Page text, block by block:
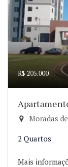
R$ 205.000
Moradas
2 Quartos
Mais